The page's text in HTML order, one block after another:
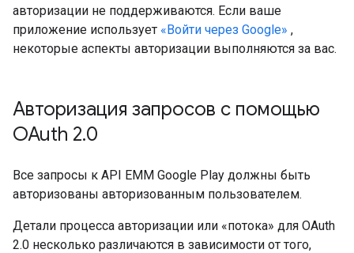
авторизации не поддерживаются. Если ваше
приложение использует «Войти через Google» ,
некоторые аспекты авторизации выполняются за вас.
Авторизация запросов с помощью
OAuth 2.0
Все запросы к API EMM Google Play должны быть
авторизованы авторизованным пользователем.
Детали процесса авторизации или «потока» для OAuth
2.0 несколько различаются в зависимости от того,